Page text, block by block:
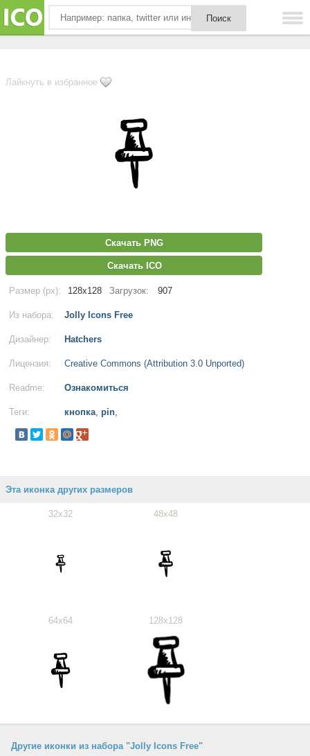
Лайкнуть в избранное
Скачать PNG
Скачать ICO
Размер (px): 128x128 Загрузок: 907
Из набора: Jolly Icons Free
Дизайнер: Hatchers
Лицензия: Creative Commons (Attribution 3.0 Unported)
Readme: Ознакомиться
Теги: кнопка, pin,
Эта иконка других размеров
32x32 48x48
64x64 128x128
Другие иконки из набора "Jolly Icons Free"